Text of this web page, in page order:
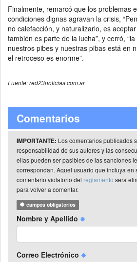
Finalmente, remarcó que los problemas
condiciones dignas agravan la crisis,
no calefacción, y naturalizarlo, es
también es parte de la lucha”, y cerró,
nuestros pibes y nuestras pibas está en
el retroceso es enorme”.
Fuente: red23noticias.com.ar
Comentarios
IMPORTANTE: Los comentarios publicados
responsabilidad de sus autores y las
ellas pueden ser pasibles de las sanciones
correspondan. Aquel usuario que incluya en
comentario violatorio del reglamento será
para volver a comentar.
campos obligatorios
Nombre y Apellido
Correo Electrónico